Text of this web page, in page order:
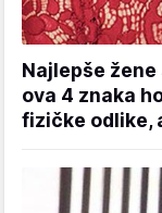
Najlepše
ova 4 znaka
fizičke odlike,